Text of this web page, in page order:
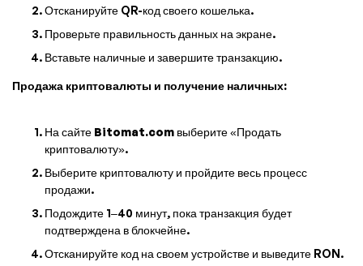
Отсканируйте QR-код своего кошелька.
Проверьте правильность данных на экране.
Вставьте наличные и завершите транзакцию.
Продажа криптовалюты и получение наличных:
На сайте Bitomat.com выберите «Продать
криптовалюту».
Выберите криптовалюту и пройдите весь процесс
продажи.
Подождите 1–40 минут, пока транзакция будет
подтверждена в блокчейне.
Отсканируйте код на своем устройстве и выведите RON.